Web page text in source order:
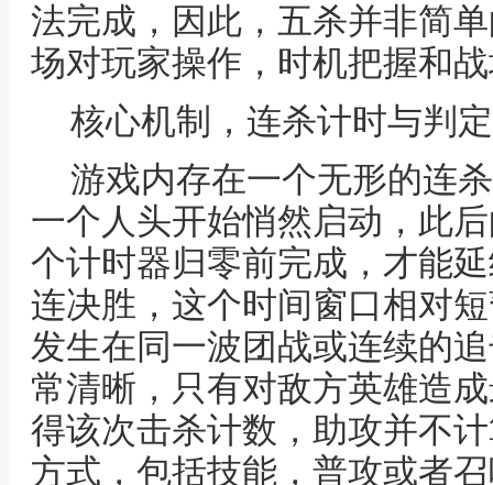
法完成，因此，五杀并非简
场对玩家操作，时机把握和
核心机制，连杀计时与判
游戏内存在一个无形的连
一个人头开始悄然启动，此
个计时器归零前完成，才能
连决胜，这个时间窗口相对
发生在同一波团战或连续的
常清晰，只有对敌方英雄造
得该次击杀计数，助攻并不
方式，包括技能，普攻或者